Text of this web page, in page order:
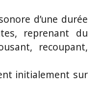
d’une durée
reprenant du
recoupant,
initialement sur